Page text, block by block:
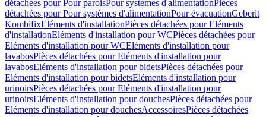
détachées pour Pour paroisPour systèmes d'alimentationPièces
détachées pour Pour systèmes d'alimentationPour évacuationGeberit
KombifixEléments d'installationPièces détachées pour Eléments
d'installationEléments d'installation pour WCPièces détachées pour
Eléments d'installation pour WCEléments d'installation pour
lavabosPièces détachées pour Eléments d'installation pour
lavabosEléments d'installation pour bidetsPièces détachées pour
Eléments d'installation pour bidetsEléments d'installation pour
urinoirsPièces détachées pour Eléments d'installation pour
urinoirsEléments d'installation pour douchesPièces détachées pour
Eléments d'installation pour douchesAccessoiresPièces détachées